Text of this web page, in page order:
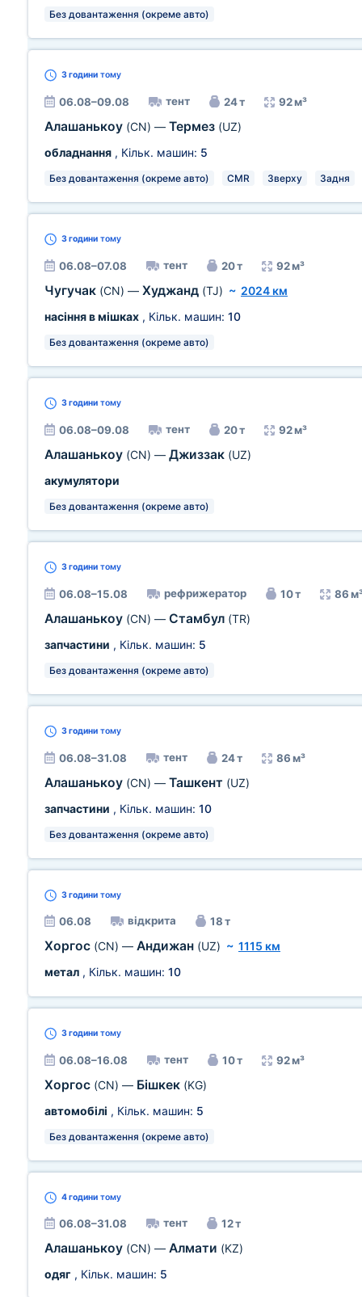
Без довантаження (окреме авто)
3 години тому
06.08–09.08 тент 24 т 92 м³
Алашанькоу (CN) — Термез (UZ)
обладнання , Кільк. машин: 5
Без довантаження (окреме авто) CMR Зверху Задня
3 години тому
06.08–07.08 тент 20 т 92 м³
Чугучак (CN) — Худжанд (TJ) ~ 2024 км
насіння в мішках , Кільк. машин: 10
Без довантаження (окреме авто)
3 години тому
06.08–09.08 тент 20 т 92 м³
Алашанькоу (CN) — Джиззак (UZ)
акумулятори
Без довантаження (окреме авто)
3 години тому
06.08–15.08 рефрижератор 10 т 86
Алашанькоу (CN) — Стамбул (TR)
запчастини , Кільк. машин: 5
Без довантаження (окреме авто)
3 години тому
06.08–31.08 тент 24 т 86 м³
Алашанькоу (CN) — Ташкент (UZ)
запчастини , Кільк. машин: 10
Без довантаження (окреме авто)
3 години тому
06.08 відкрита 18 т
Хоргос (CN) — Андижан (UZ) ~ 1115 км
метал , Кільк. машин: 10
3 години тому
06.08–16.08 тент 10 т 92 м³
Хоргос (CN) — Бішкек (KG)
автомобілі , Кільк. машин: 5
Без довантаження (окреме авто)
4 години тому
06.08–31.08 тент 12 т
Алашанькоу (CN) — Алмати (KZ)
одяг , Кільк. машин: 5